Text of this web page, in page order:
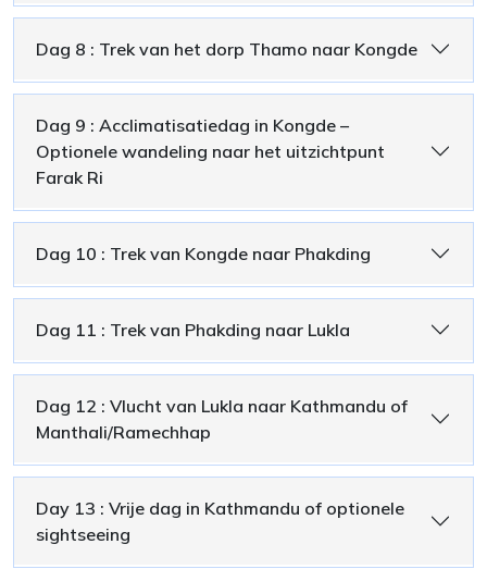
Dag 8 : Trek van het dorp Thamo naar Kongde
Dag 9 : Acclimatisatiedag in Kongde –
Optionele wandeling naar het uitzichtpunt
Farak Ri
Dag 10 : Trek van Kongde naar Phakding
Dag 11 : Trek van Phakding naar Lukla
Dag 12 : Vlucht van Lukla naar Kathmandu of
Manthali/Ramechhap
Day 13 : Vrije dag in Kathmandu of optionele
sightseeing